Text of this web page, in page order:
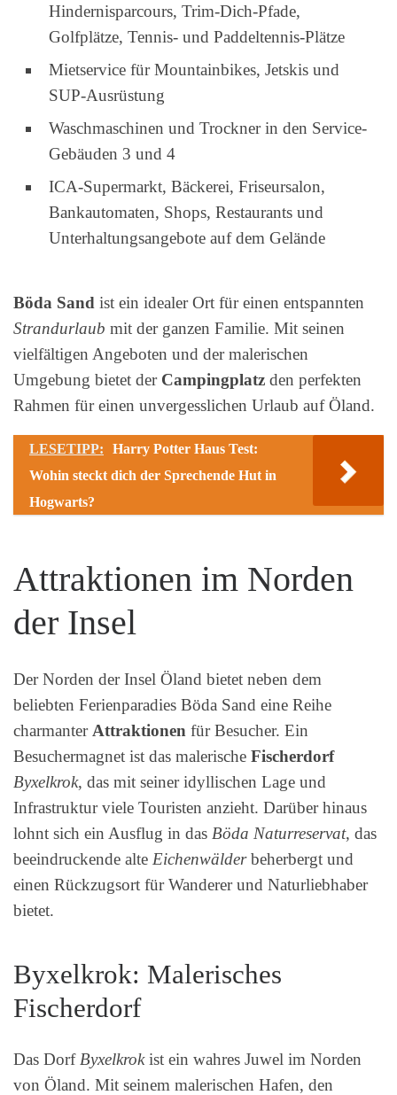
Hindernisparcours, Trim-Dich-Pfade,
Golfplätze, Tennis- und Paddeltennis-Plätze
Mietservice für Mountainbikes, Jetskis und
SUP-Ausrüstung
Waschmaschinen und Trockner in den Service-
Gebäuden 3 und 4
ICA-Supermarkt, Bäckerei, Friseursalon,
Bankautomaten, Shops, Restaurants und
Unterhaltungsangebote auf dem Gelände
Böda Sand ist ein idealer Ort für einen entspannten
Strandurlaub mit der ganzen Familie. Mit seinen
vielfältigen Angeboten und der malerischen
Umgebung bietet der Campingplatz den perfekten
Rahmen für einen unvergesslichen Urlaub auf Öland.
LESETIPP:
Harry Potter Haus Test:
Wohin steckt dich der Sprechende Hut in
Hogwarts?
Attraktionen im Norden
der Insel
Der Norden der Insel Öland bietet neben dem
beliebten Ferienparadies Böda Sand eine Reihe
charmanterAttraktionen für Besucher. Ein
Besuchermagnet ist das malerische Fischerdorf
Byxelkrok, das mit seiner idyllischen Lage und
Infrastruktur viele Touristen anzieht. Darüber hinaus
lohnt sich ein Ausflug in das Böda Naturreservat, das
beeindruckende alte Eichenwälderbeherbergt und
einen Rückzugsort für Wanderer und Naturliebhaber
bietet.
Byxelkrok: Malerisches
Fischerdorf
Das Dorf Byxelkrokist ein wahres Juwel im Norden
von Öland. Mit seinem malerischen Hafen, den